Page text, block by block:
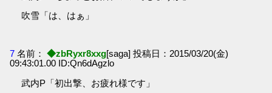
吹雪「は、はぁ」
7 名前： ◆zbRyxr8xxg[saga] 投稿日：2015/03/20(金)
09:43:01.00 ID:Qn6dAgzlo
武内P「初出撃、お疲れ様です」